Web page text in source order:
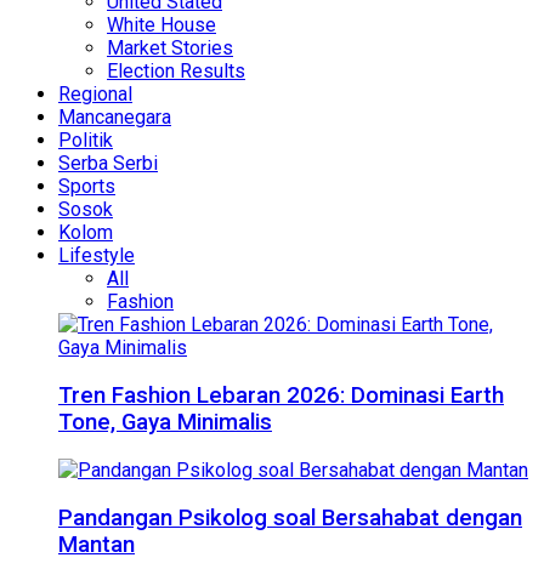
White House
Market Stories
Election Results
Regional
Mancanegara
Politik
Serba Serbi
Sports
Sosok
Kolom
Lifestyle
All
Fashion
Tren Fashion Lebaran 2026: Dominasi Earth
Tone, Gaya Minimalis
Pandangan Psikolog soal Bersahabat dengan
Mantan